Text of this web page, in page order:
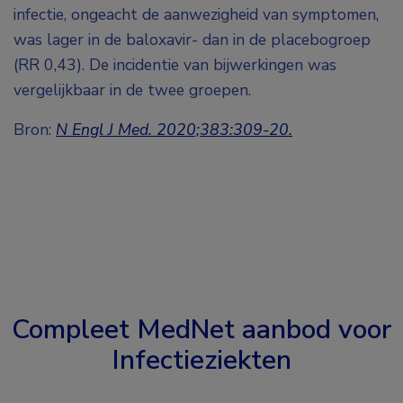
infectie, ongeacht de aanwezigheid van symptomen,
was lager in de baloxavir- dan in de placebogroep
(RR 0,43). De incidentie van bijwerkingen was
vergelijkbaar in de twee groepen.
Bron: N Engl J Med. 2020;383:309-20.
Compleet MedNet aanbod voor
Infectieziekten